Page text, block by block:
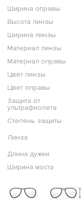
Ширина оправы
Высота линзы
Ширина линзы
Материал линзы
Материал оправы
Цвет линзы
Цвет оправы
Защита от
ультрафиолета
Степень защиты
Линза
Длина дужки
Ширина моста